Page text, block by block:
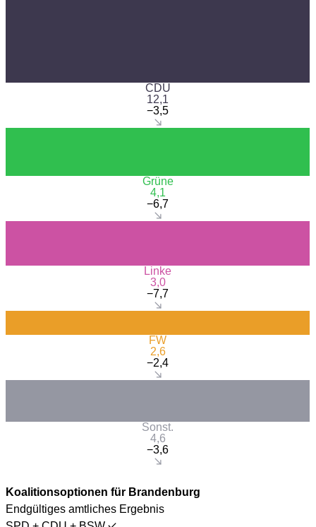
CDU
12,1
−3,5
Grüne
4,1
−6,7
Linke
3,0
−7,7
FW
2,6
−2,4
Sonst.
4,6
−3,6
Koalitionsoptionen für Brandenburg
Endgültiges amtliches Ergebnis